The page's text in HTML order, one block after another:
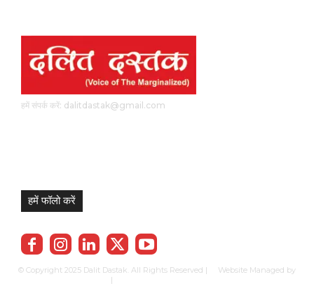
हमें संपर्क करें: dalitdastak@gmail.com
हमें फॉलो करें
© Copyright 2025 Dalit Dastak. All Rights Reserved | Website Managed by
|